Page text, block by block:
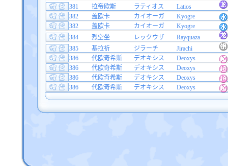
381
拉帝欧斯 ラティオス
Latios
382
盖欧卡 カイオーガ
Kyogre
382
盖欧卡 カイオーガ
Kyogre
384
烈空坐 レックウザ
Rayquaza
385
基拉祈 ジラーチ
Jirachi
386
代欧奇希斯 デオキシス
Deoxys
386
代欧奇希斯 デオキシス
Deoxys
386
代欧奇希斯 デオキシス
Deoxys
386
代欧奇希斯 デオキシス Deoxys